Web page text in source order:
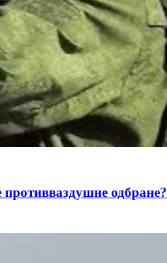
одбране?